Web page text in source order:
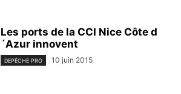
Les ports de la CCI Nice Côte d
´Azur innovent
DEPÊCHE PRO 10 juin 2015